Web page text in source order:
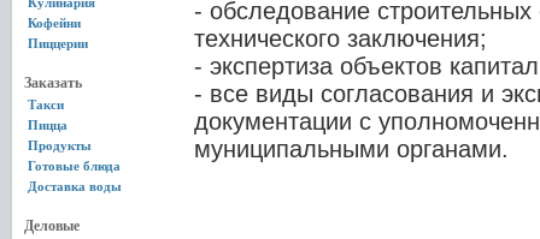
Кофейни
Пиццерии
Заказать
Такси
Пицца
Продукты
Готовые блюда
Доставка воды
Деловые
- обследование
технического заключения;
- экспертиза объектов
- все виды согласования и
документации с
муниципальными органами.